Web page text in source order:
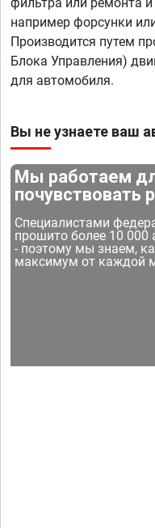
например форсунки
Производится путем
Блока Управления)
для автомобиля.
Вы не узнаете ваш
Мы работаем
почувствовать
Специалистами
прошито более 10 000
- поэтому мы знаем,
максимум от каждой